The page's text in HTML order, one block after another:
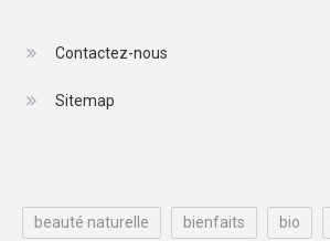
Contactez-nous
Sitemap
beauté naturelle bienfaits bio